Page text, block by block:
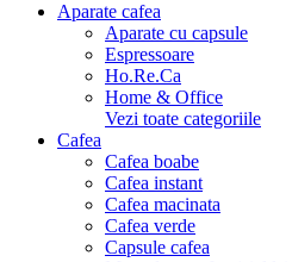
Aparate cafea
Aparate cu capsule
Espressoare
Ho.Re.Ca
Home & Office
Vezi toate categoriile
Cafea
Cafea boabe
Cafea instant
Cafea macinata
Cafea verde
Capsule cafea